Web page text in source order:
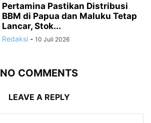
Pertamina Pastikan Distribusi
BBM di Papua dan Maluku Tetap
Lancar, Stok...
Redaksi - 10 Juli 2026
NO COMMENTS
LEAVE A REPLY